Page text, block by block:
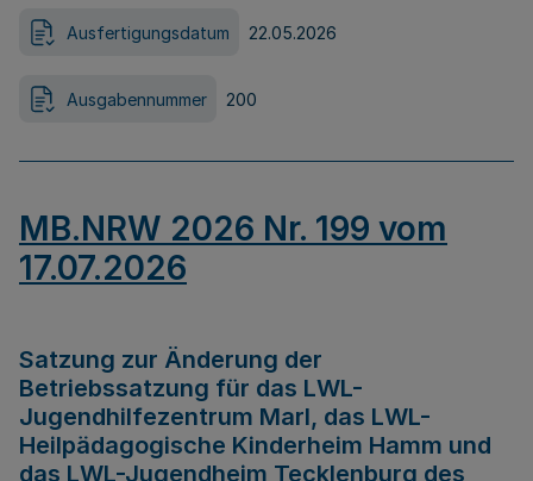
Ausfertigungsdatum 22.05.2026
Ausgabennummer 200
MB.NRW 2026 Nr. 199 vom
17.07.2026
Satzung zur Änderung der
Betriebssatzung für das LWL-
Jugendhilfezentrum Marl, das LWL-
Heilpädagogische Kinderheim Hamm und
das LWL-Jugendheim Tecklenburg des